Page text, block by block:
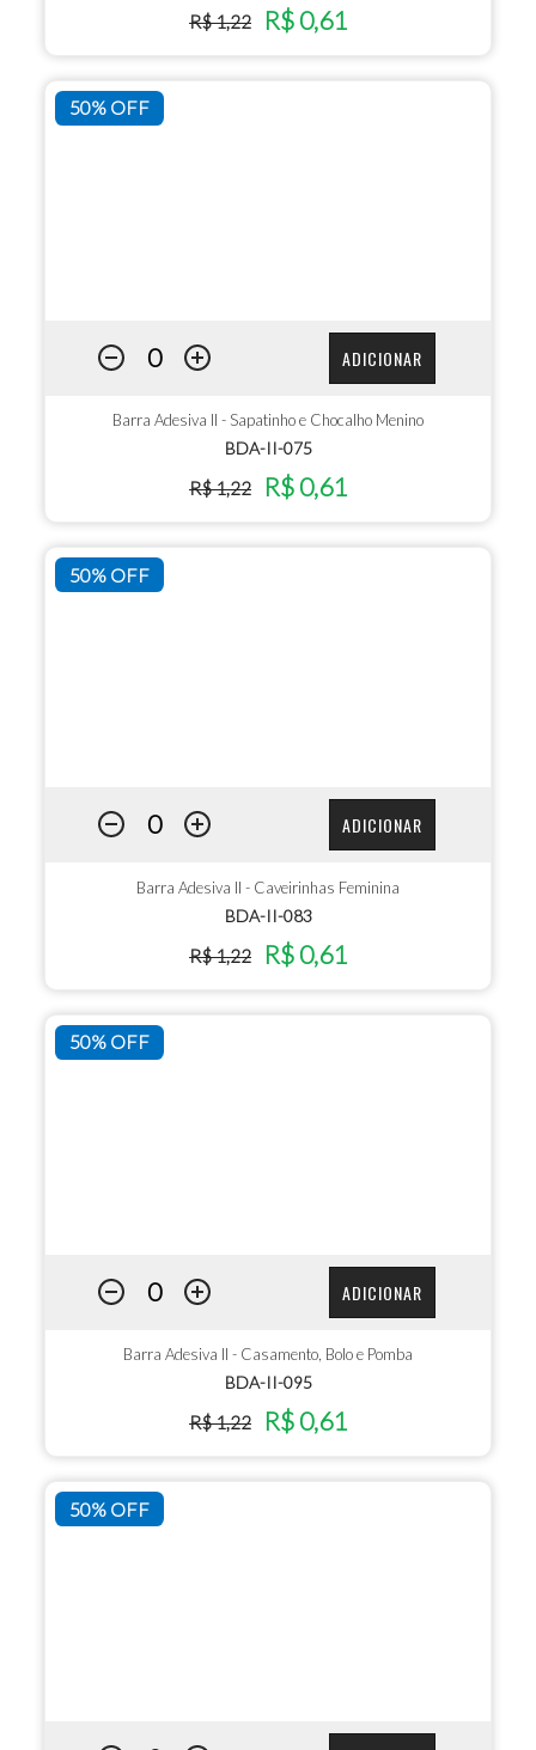
R$ 1,22 R$ 0,61
50% OFF
ADICIONAR
Barra Adesiva II - Sapatinho e Chocalho Menino
BDA-II-075
R$ 1,22 R$ 0,61
50% OFF
ADICIONAR
Barra Adesiva II - Caveirinhas Feminina
BDA-II-083
R$ 1,22 R$ 0,61
50% OFF
ADICIONAR
Barra Adesiva II - Casamento, Bolo e Pomba
BDA-II-095
R$ 1,22 R$ 0,61
50% OFF